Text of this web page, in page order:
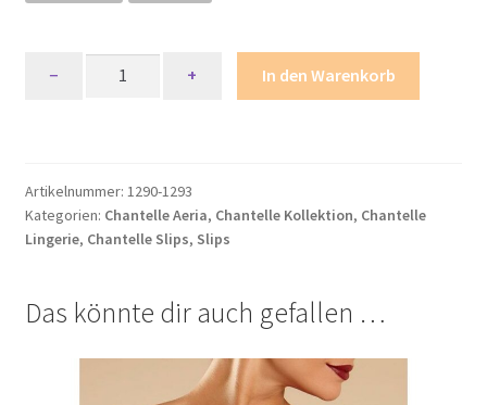
Minha conta
Politica dei cookie
Politica sulla privacy
Richtlinie für Rückerstattungen und Rückgaben
− + In den Warenkorb
Artikelnummer: 1290-1293
Kategorien: Chantelle Aeria, Chantelle Kollektion, Chantelle
Lingerie, Chantelle Slips, Slips
Das könnte dir auch gefallen …